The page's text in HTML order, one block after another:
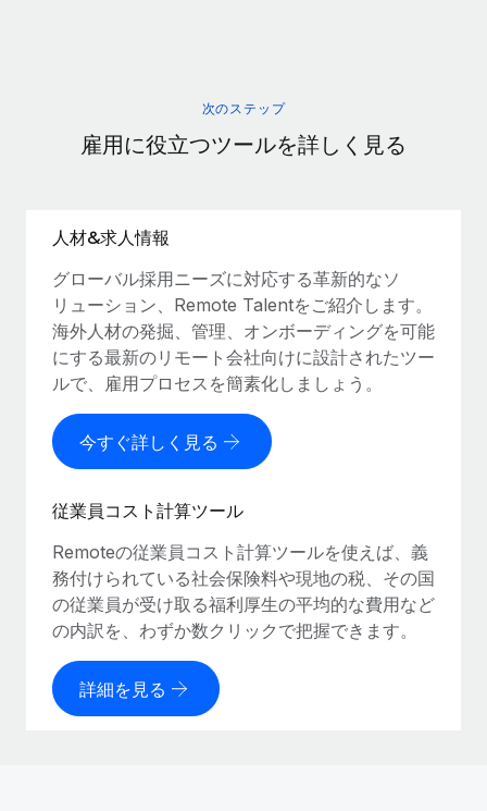
次のステップ
雇用に役立つツールを詳しく見る
人材&求人情報
グローバル採用ニーズに対応する革新的なソ
リューション、Remote Talentをご紹介します。
海外人材の発掘、管理、オンボーディングを可能
にする最新のリモート会社向けに設計されたツー
ルで、雇用プロセスを簡素化しましょう。
今すぐ詳しく見る
従業員コスト計算ツール
Remoteの従業員コスト計算ツールを使えば、義
務付けられている社会保険料や現地の税、その国
の従業員が受け取る福利厚生の平均的な費用など
の内訳を、わずか数クリックで把握できます。
詳細を見る